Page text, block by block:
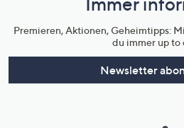
Premieren, Aktionen, Geheimtipps:
du immer up to
Newsletter